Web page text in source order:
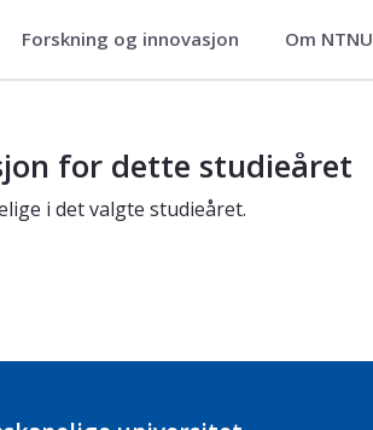
Forskning og innovasjon Om NTNU
for dette studieåret
i det valgte studieåret.